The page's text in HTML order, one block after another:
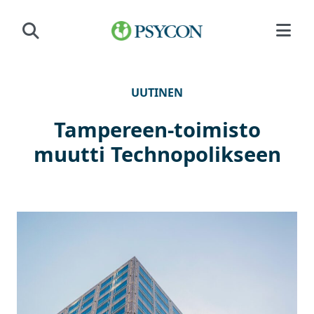
UUTINEN
Tampereen-toimisto
muutti Technopolikseen